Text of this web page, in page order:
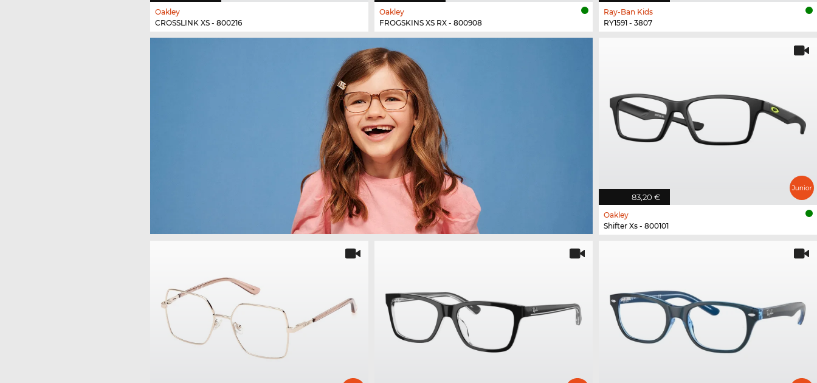
Oakley
CROSSLINK XS - 800216
Oakley
FROGSKINS XS RX - 800908
Ray-Ban Kids
RY1591 - 3807
83,20 €
Oakley
Shifter Xs - 800101